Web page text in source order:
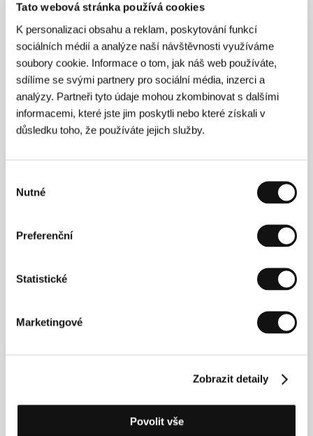
Tato webová stránka používá cookies
K personalizaci obsahu a reklam, poskytování funkcí
sociálních médií a analýze naší návštěvnosti využíváme
soubory cookie. Informace o tom, jak náš web používáte,
sdílíme se svými partnery pro sociální média, inzerci a
analýzy. Partneři tyto údaje mohou zkombinovat s dalšími
informacemi, které jste jim poskytli nebo které získali v
důsledku toho, že používáte jejich služby.
souhlasu
Nutné
Preferenční
Statistické
Marketingové
Zobrazit detaily
Povolit vše
Pulsar Content
Režie
(1969, Katánie, Itálie).